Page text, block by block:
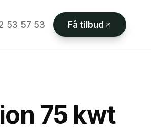
53 57 53 Få tilbud
75 kwt